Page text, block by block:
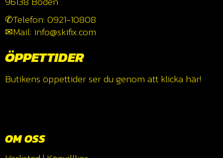
✆Telefon: 0921-10808
✉Mail: info@skifix.com
ÖPPETTIDER
Butikens öppettider ser du genom att klicka här!
OM OSS